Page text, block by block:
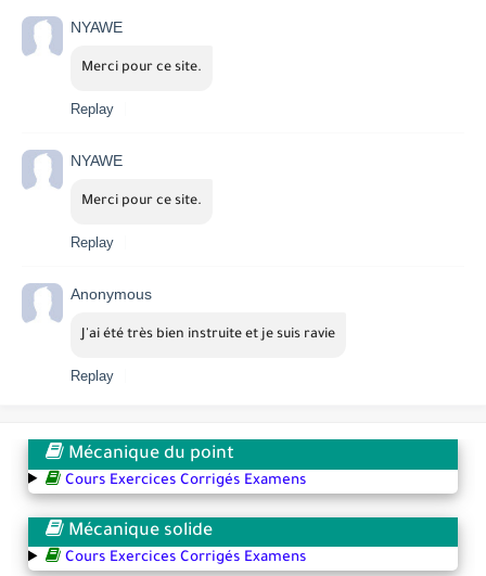
NYAWE
Merci pour ce site.
Replay
NYAWE
Merci pour ce site.
Replay
Anonymous
J'ai été très bien instruite et je suis ravie
Replay
Mécanique du point
Cours Exercices Corrigés Examens
Mécanique solide
Cours Exercices Corrigés Examens